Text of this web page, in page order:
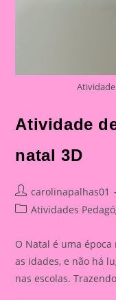
Atividade
natal 3D
Post
author:
carolinapalhas01
PostAtividades
O Natal é uma
as idades, e não há
nas escolas.